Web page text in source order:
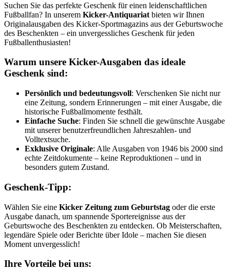
Suchen Sie das perfekte Geschenk für einen leidenschaftlichen
Fußballfan? In unserem Kicker-Antiquariat bieten wir Ihnen
Originalausgaben des Kicker-Sportmagazins aus der Geburtswoche
des Beschenkten – ein unvergessliches Geschenk für jeden
Fußballenthusiasten!
Warum unsere Kicker-Ausgaben das ideale
Geschenk sind:
Persönlich und bedeutungsvoll: Verschenken Sie nicht nur
eine Zeitung, sondern Erinnerungen – mit einer Ausgabe, die
historische Fußballmomente festhält.
Einfache Suche: Finden Sie schnell die gewünschte Ausgabe
mit unserer benutzerfreundlichen Jahreszahlen- und
Volltextsuche.
Exklusive Originale: Alle Ausgaben von 1946 bis 2000 sind
echte Zeitdokumente – keine Reproduktionen – und in
besonders gutem Zustand.
Geschenk-Tipp:
Wählen Sie eine Kicker Zeitung zum Geburtstag oder die erste
Ausgabe danach, um spannende Sportereignisse aus der
Geburtswoche des Beschenkten zu entdecken. Ob Meisterschaften,
legendäre Spiele oder Berichte über Idole – machen Sie diesen
Moment unvergesslich!
Ihre Vorteile bei uns: